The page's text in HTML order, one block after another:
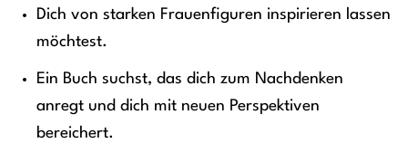
Dich von starken Frauenfiguren inspirieren lassen
möchtest.
Ein Buch suchst, das dich zum Nachdenken
anregt und dich mit neuen Perspektiven
bereichert.